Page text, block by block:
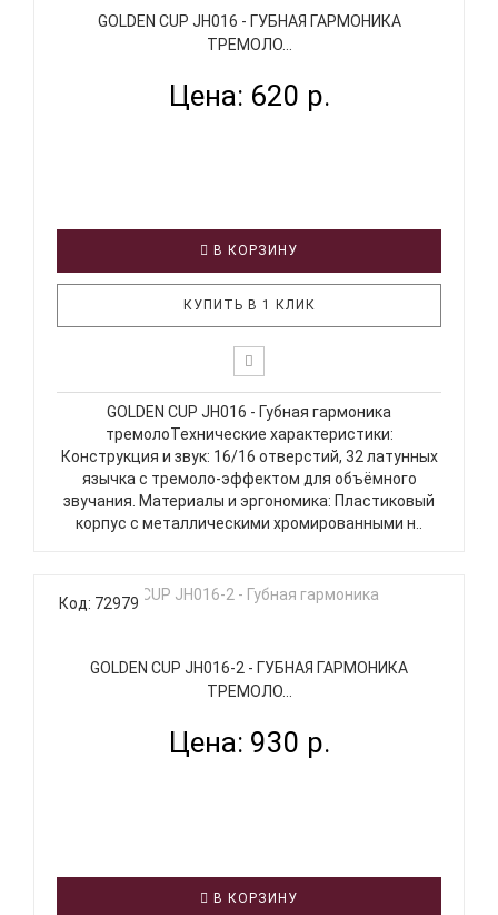
GOLDEN CUP JH016 - ГУБНАЯ ГАРМОНИКА
ТРЕМОЛО...
Цена: 620 р.
В КОРЗИНУ
КУПИТЬ В 1 КЛИК
GOLDEN CUP JH016 - Губная гармоника
тремолоТехнические характеристики:
Конструкция и звук: 16/16 отверстий, 32 латунных
язычка с тремоло-эффектом для объёмного
звучания. Материалы и эргономика: Пластиковый
корпус с металлическими хромированными н..
Код: 72979
GOLDEN CUP JH016-2 - ГУБНАЯ ГАРМОНИКА
ТРЕМОЛО...
Цена: 930 р.
В КОРЗИНУ